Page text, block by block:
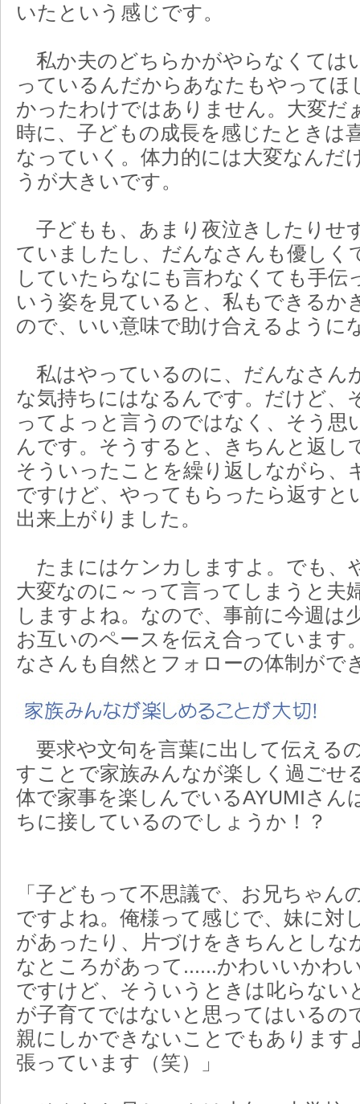
いたという感じです。
私か夫のどちらかがやらなくては
っているんだからあなたもやってほ
かったわけではありません。大変だ
時に、子どもの成長を感じたときは
なっていく。体力的には大変なんだ
うが大きいです。
子どもも、あまり夜泣きしたりせ
ていましたし、だんなさんも優し
していたらなにも言わなくても手伝
いう姿を見ていると、私もできるか
ので、いい意味で助け合えるように
私はやっているのに、だんなさん
な気持ちにはなるんです。だけど、
ってよっと言うのではなく、そう思
んです。そうすると、きちんと返し
そういったことを繰り返しながら、
ですけど、やってもらったら返すと
出来上がりました。
たまにはケンカしますよ。でも、
大変なのに～って言ってしまうと夫
しますよね。なので、事前に今週は
お互いのペースを伝え合っています
なさんも自然とフォローの体制がで
要求や文句を言葉に出して伝える
すことで家族みんなが楽しく過ごせ
体で家事を楽しんでいるAYUMIさん
ちに接しているのでしょうか！？
「子どもって不思議で、お兄ちゃん
ですよね。俺様って感じで、妹に対
があったり、片づけをきちんとしな
なところがあって......かわいいかわ
ですけど、そういうときは叱らない
が子育てではないと思ってはいるの
親にしかできないことでもあります
張っています（笑）」